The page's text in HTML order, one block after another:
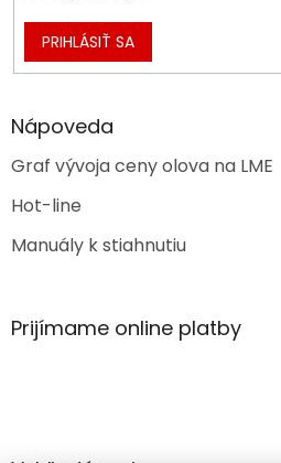
PRIHLÁSIŤ SA
Nápoveda
Graf vývoja ceny olova na LME
Hot-line
Manuály k stiahnutiu
Prijímame online platby